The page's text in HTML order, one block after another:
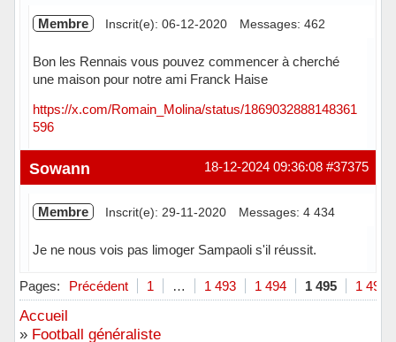
Membre Inscrit(e): 06-12-2020 Messages: 462
Bon les Rennais vous pouvez commencer à cherché
une maison pour notre ami Franck Haise
https://x.com/Romain_Molina/status/1869032888148361
596
Hors ligne #37375
18-12-2024 09:36:08
Sowann
Membre Inscrit(e): 29-11-2020 Messages: 4 434
Je ne nous vois pas limoger Sampaoli s'il réussit.
Hors ligne
Pages: Précédent 1 … 1 493 1 494 1 495 1 496
Accueil
» Football généraliste